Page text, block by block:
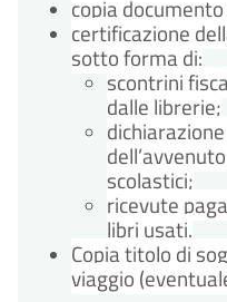
copia
certificazione
sotto forma di:
scontrini
dalle librerie;
scolastici;
ricevute
libri usati.
Copia titolo di
viaggio